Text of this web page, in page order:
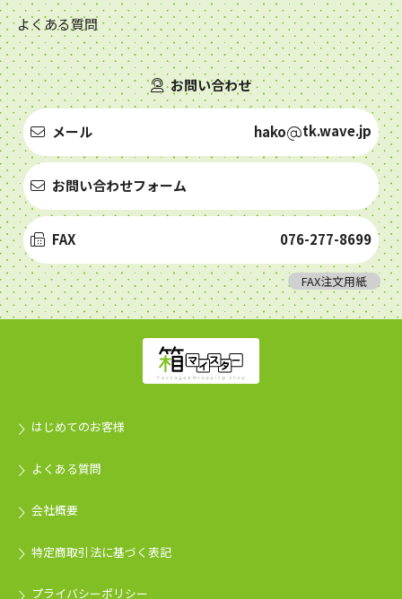
よくある質問
お問い合わせ
メール hako tk.wave.jp
お問い合わせフォーム
FAX 076-277-8699
FAX注文用紙
はじめてのお客様
よくある質問
会社概要
特定商取引法に基づく表記
プライバシーポリシー